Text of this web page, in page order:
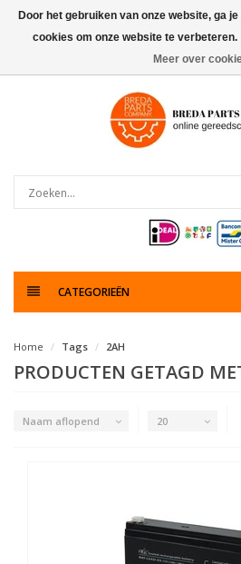
0artikelen
CATEGORIEËN
Home Tags 2AH
PRODUCTEN GETAGD
Naam aflopend 20
Door het gebruiken van onze website, ga
cookies om onze website te verbeteren.
Meer over